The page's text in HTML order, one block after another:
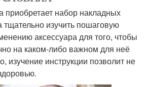
приобретает набор накладных
изучить пошаговую
аксессуара для того, чтобы
на каком-либо важном для неё
изучение инструкции позволит не